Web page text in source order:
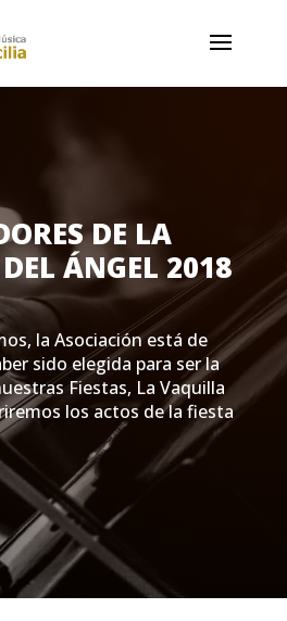
DE LA
ÁNGEL 2018
la Asociación está de
sido elegida para ser la
Fiestas, La Vaquilla
los actos de la fiesta